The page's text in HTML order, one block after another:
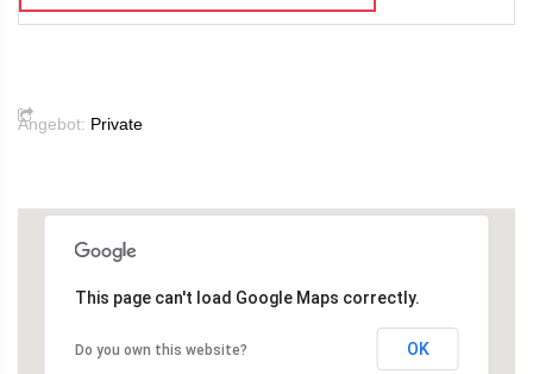
Angebot: Private
This page can't load Google Maps correctly.
Do you own this website? OK